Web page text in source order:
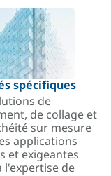
spécifiques
de
de collage et
sur mesure
applications
et exigeantes
l'expertise de